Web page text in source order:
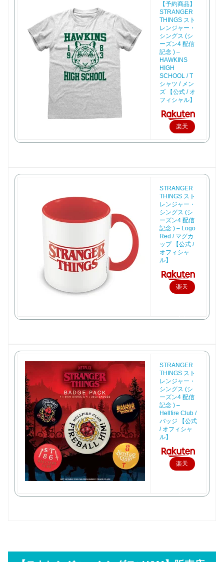
【予約商品】
STRANGER
THINGS スト
レンジャー・
シングス (シ
ーズン4 配信
記念 ) –
HAWKINS
HIGH
SCHOOL / T
シャツ / メン
ズ 【公式 / オ
フィシャル】
楽天
STRANGER
THINGS スト
レンジャー・
シングス (シ
ーズン4 配信
記念 ) – Logo
Red / マグカ
ップ 【公式 /
オフィシャ
ル】
楽天
STRANGER
THINGS スト
レンジャー・
シングス (シ
ーズン4 配信
記念 ) –
Hellfire Club /
バッジ 【公式
/ オフィシャ
ル】
楽天